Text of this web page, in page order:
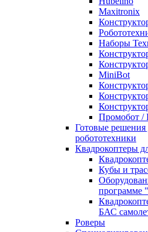
Maxitronix
Наборы
MiniBot
Промобот /
Готовые решения
робототехники
Квадрокоптеры
Кубы и
программе
БАС
Роверы